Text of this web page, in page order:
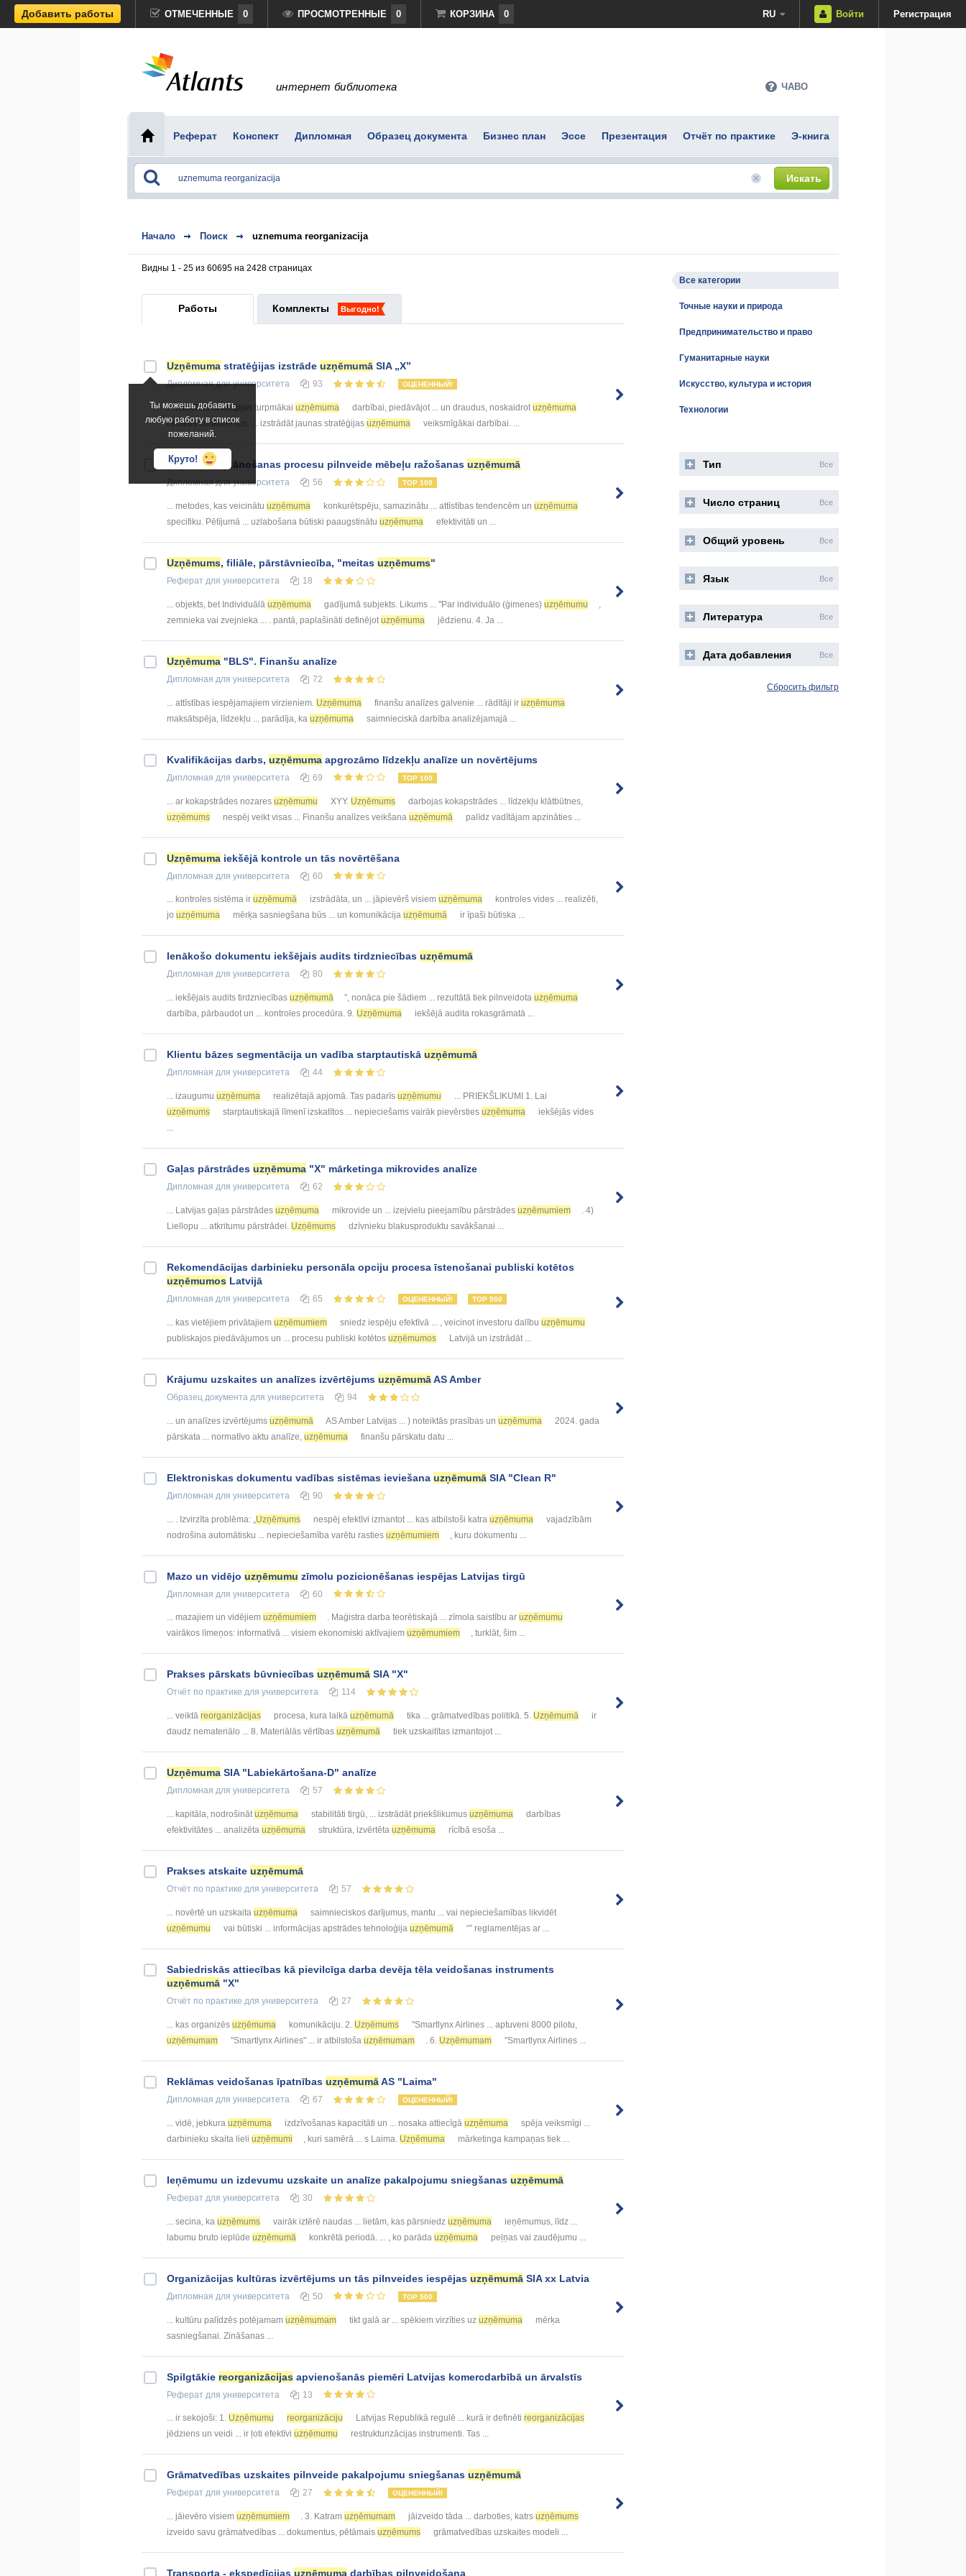
Добавить работы ОТМЕЧЕННЫЕ 0 ПРОСМОТРЕННЫЕ 0 КОРЗИНА 0 RU Войти Регистрация
интернет библиотека ЧАВО
Реферат Конспект Дипломная Образец документа Бизнес план Эссе Презентация Отчёт по практике Э-книга
Искать
Начало Поиск uznemuma reorganizacija
Видны 1 - 25 из 60695 на 2428 страницах
Работы Комплекты Выгодно!
Ты можешь добавить
любую работу в список
пожеланий.
Круто!
Uzņēmuma stratēģijas izstrāde uzņēmumā SIA „X”
Дипломнаядля университета 93 ОЦЕНЕННЫЙ!
... attīstības stratēģijas turpmākai uzņēmuma darbībai, piedāvājot ... un draudus, noskaidrotuzņēmuma
lielākos konkurentus. ... izstrādāt jaunas stratēģijas uzņēmuma veiksmīgākai darbībai. ...
Uzņēmuma plānošanas procesu pilnveide mēbeļu ražošanas uzņēmumā
Дипломнаядля университета 56 TOP 100
... metodes, kas veicinātu uzņēmuma konkurētspēju, samazinātu ... attīstības tendencēm un uzņēmuma
specifiku. Pētījumā ... uzlabošana būtiski paaugstinātu uzņēmuma efektivitāti un ...
Uzņēmums, filiāle, pārstāvniecība, "meitas uzņēmums"
Реферат для университета 18
... objekts, bet Individuālā uzņēmuma gadījumā subjekts. Likums ... "Par individuālo (ģimenes) uzņēmumu
,
zemnieka vai zvejnieka ... . pantā, paplašināti definējotuzņēmuma jēdzienu. 4. Ja ...
Uzņēmuma "BLS". Finanšu analīze
Дипломная для университета 72
... attīstības iespējamajiem virzieniem. Uzņēmuma finanšu analīzes galvenie ... rādītāji ir uzņēmuma
maksātspēja, līdzekļu ... parādīja, ka uzņēmuma saimnieciskā darbība analizējamajā ...
Kvalifikācijas darbs, uzņēmuma apgrozāmo līdzekļu analīze un novērtējums
Дипломная для университета 69 TOP 100
... ar kokapstrādes nozares uzņēmumu XYY. Uzņēmums
darbojas kokapstrādes ... līdzekļu klātbūtnes,
uzņēmums
nespēj veikt visas ... Finanšu analīzes veikšana uzņēmumā palīdz vadītājam apzināties ...
Uzņēmuma iekšējā kontrole un tās novērtēšana
Дипломная для университета 60
... kontroles sistēma ir uzņēmumā izstrādāta, un ... jāpievērš visiem uzņēmuma
kontroles vides ... realizēti,
jo uzņēmuma mērķa sasniegšana būs ... un komunikācija uzņēmumā ir īpaši būtiska ...
Ienākošo dokumentu iekšējais audits tirdzniecības uzņēmumā
Дипломная для университета 80
... iekšējais audits tirdzniecības uzņēmumā ”, nonāca pie šādiem ... rezultātā tiek pilnveidota uzņēmuma
darbība, pārbaudot un ... kontroles procedūra. 9. Uzņēmuma iekšējā audita rokasgrāmatā ...
Klientu bāzes segmentācija un vadība starptautiskā uzņēmumā
Дипломная для университета 44
... izaugumu uzņēmuma realizētajā apjomā. Tas padarīs uzņēmumu
... PRIEKŠLIKUMI 1. Lai
uzņēmums
starptautiskajā līmenī izskatītos ... nepieciešams vairāk pievērsties uzņēmuma
iekšējās vides
...
Gaļas pārstrādes uzņēmuma "X" mārketinga mikrovides analīze
Дипломная для университета 62
... Latvijas gaļas pārstrādes uzņēmuma mikrovide un ... izejvielu pieejamību pārstrādes uzņēmumiem
. 4)
Liellopu ... atkritumu pārstrādei. Uzņēmums dzīvnieku blakusproduktu savākšanai ...
Rekomendācijas darbinieku personāla opciju procesa īstenošanai publiski kotētos
uzņēmumos Latvijā
Дипломная для университета 65 ОЦЕНЕННЫЙ! TOP 500
... kas vietējiem privātajiem uzņēmumiem sniedz iespēju efektīvā ... , veicinot investoru dalību uzņēmumu
publiskajos piedāvājumos un ... procesu publiski kotētos uzņēmumos Latvijā un izstrādāt ...
Krājumu uzskaites un analīzes izvērtējums uzņēmumāAS Amber
Образец документа для университета 94
... un analīzes izvērtējums uzņēmumā AS Amber Latvijas ... ) noteiktās prasības un uzņēmuma
2024. gada
pārskata ... normatīvo aktu analīze, uzņēmuma finanšu pārskatu datu ...
Elektroniskas dokumentu vadības sistēmas ieviešana uzņēmumā SIA "Clean R"
Дипломная для университета 90
... . Izvirzīta problēma: „ Uzņēmums nespēj efektīvi izmantot ... kas atbilstoši katra uzņēmuma
vajadzībām
nodrošina automātisku ... nepieciešamība varētu rasties uzņēmumiem , kuru dokumentu ...
Mazo un vidējo uzņēmumu zīmolu pozicionēšanas iespējas Latvijas tirgū
Дипломная для университета 60
... mazajiem un vidējiem uzņēmumiem . Maģistra darba teorētiskajā ... zīmola saistību ar uzņēmumu
vairākos līmeņos: informatīvā ... visiem ekonomiski aktīvajiem uzņēmumiem , turklāt, šim ...
Prakses pārskats būvniecības uzņēmumā SIA "X"
Отчёт по практике для университета 114
... veiktā reorganizācijas procesa, kura laikā uzņēmumā tika ... grāmatvedības politikā. 5. Uzņēmumā
ir
daudz nemateriālo ... 8. Materiālās vērtības uzņēmumā tiek uzskaitītas izmantojot ...
Uzņēmuma SIA "Labiekārtošana-D" analīze
Дипломная для университета 57
... kapitāla, nodrošinātuzņēmuma stabilitāti tirgū, ... izstrādāt priekšlikumus uzņēmuma
darbības
efektivitātes ... analizēta uzņēmuma struktūra, izvērtēta uzņēmuma rīcībā esoša ...
Prakses atskaite uzņēmumā
Отчёт по практике для университета 57
... novērtē un uzskaita uzņēmuma
saimnieciskos darījumus, mantu ... vai nepieciešamības likvidēt
uzņēmumu
vai būtiski ... informācijas apstrādes tehnoloģija uzņēmumā “” reglamentējas ar ...
Sabiedriskās attiecības kā pievilcīga darba devēja tēla veidošanas instruments
uzņēmumā "X"
Отчёт по практике для университета 27
... kas organizēs uzņēmuma komunikāciju. 2. Uzņēmums
"Smartlynx Airlines ... aptuveni 8000 pilotu,
uzņēmumam
"Smartlynx Airlines" ... ir atbilstoša uzņēmumam . 6. Uzņēmumam "Smartlynx Airlines ...
Reklāmas veidošanas īpatnības uzņēmumāAS "Laima"
Дипломная для университета 67 ОЦЕНЕННЫЙ!
... vidē, jebkura uzņēmuma izdzīvošanas kapacitāti un ... nosaka attiecīgā uzņēmuma
spēja veiksmīgi ...
darbinieku skaita lieli uzņēmumi , kuri samērā ... s Laima. Uzņēmuma mārketinga kampaņas tiek ...
Ieņēmumu un izdevumu uzskaite un analīze pakalpojumu sniegšanas uzņēmumā
Реферат для университета 30
... secina, ka uzņēmums vairāk iztērē naudas ... lietām, kas pārsniedz uzņēmuma
ieņēmumus, līdz ...
labumu bruto ieplūde uzņēmumā konkrētā periodā. ... , ko parāda uzņēmuma peļņas vai zaudējumu ...
Organizācijas kultūras izvērtējums un tās pilnveides iespējas uzņēmumā SIA xx Latvia
Дипломная для университета 50 TOP 500
... kultūru palīdzēs potējamam uzņēmumam tikt galā ar ... spēkiem virzīties uz uzņēmuma
mērķa
sasniegšanai. Zināšanas ...
Spilgtākie reorganizācijas apvienošanās piemēri Latvijas komercdarbībā un ārvalstīs
Реферат для университета 13
... ir sekojoši: 1. Uzņēmumu reorganizāciju Latvijas Republikā regulē ... kurā ir definēti reorganizācijas
jēdziens un veidi ... ir ļoti efektīvi uzņēmumu restrukturizācijas instrumenti. Tas ...
Grāmatvedības uzskaites pilnveide pakalpojumu sniegšanas uzņēmumā
Реферат для университета 27 ОЦЕНЕННЫЙ!
... jāievēro visiem uzņēmumiem . 3. Katram uzņēmumam jāizveido tāda ... darboties, katrs uzņēmums
izveido savu grāmatvedības ... dokumentus, pētāmais uzņēmums grāmatvedības uzskaites modeli ...
Transporta - ekspedīcijas uzņēmuma darbības pilnveidošana
Все категории
Точные науки и природа
Предпринимательство и право
Гуманитарные науки
Искусство, культура и история
Технологии
Тип Все
Число страниц Все
Общий уровень Все
Язык Все
Литература Все
Дата добавления Все
Сбросить фильтр